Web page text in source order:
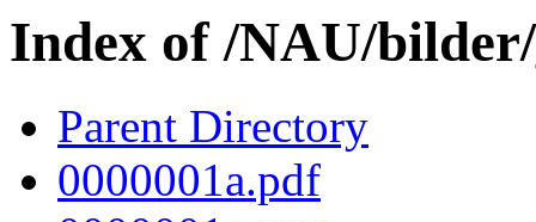
Index of /NAU/
Parent Directory
0000001a.pdf